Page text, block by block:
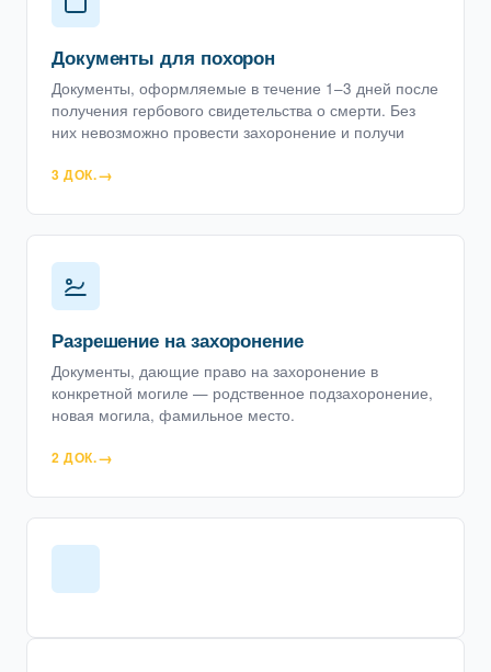
Документы для похорон
Документы, оформляемые в течение 1–3 дней после
получения гербового свидетельства о смерти. Без
них невозможно провести захоронение и получи
3 ДОК.
Разрешение на захоронение
Документы, дающие право на захоронение в
конкретной могиле — родственное подзахоронение,
новая могила, фамильное место.
2 ДОК.